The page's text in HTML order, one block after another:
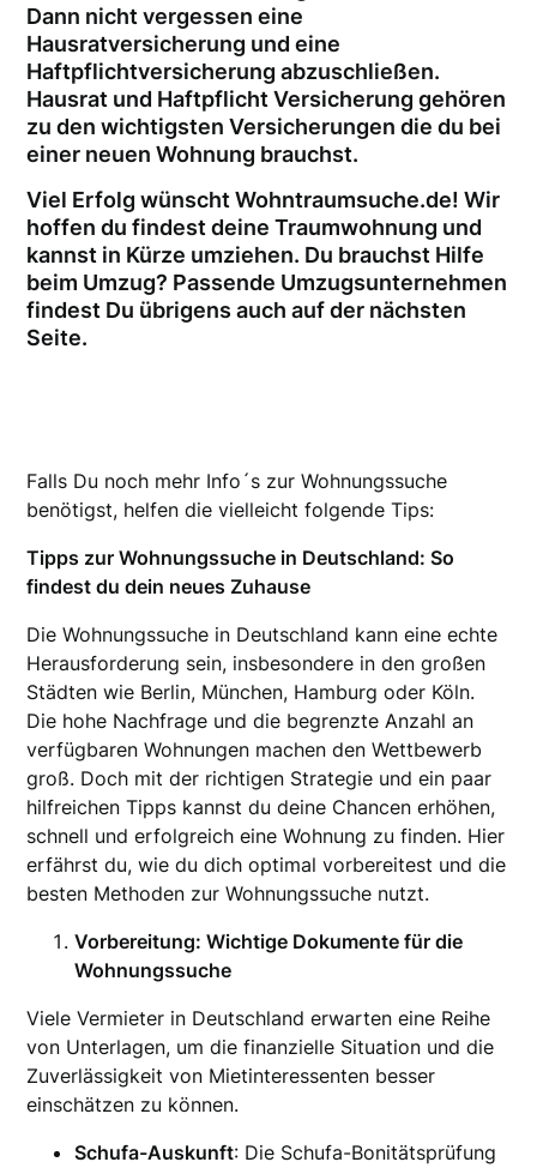
Dann nicht vergessen eine
Hausratversicherung und eine
Haftpflichtversicherung abzuschließen.
Hausrat und Haftpflicht Versicherung gehören
zu den wichtigsten Versicherungen die du bei
einer neuen Wohnung brauchst.
Viel Erfolg wünscht Wohntraumsuche.de! Wir
hoffen du findest deine Traumwohnung und
kannst in Kürze umziehen. Du brauchst Hilfe
beim Umzug? Passende Umzugsunternehmen
findest Du übrigens auch auf der nächsten
Seite.
Falls Du noch mehr Info´s zur Wohnungssuche
benötigst, helfen die vielleicht folgende Tips:
Tipps zur Wohnungssuche in Deutschland: So
findest du dein neues Zuhause
Die Wohnungssuche in Deutschland kann eine echte
Herausforderung sein, insbesondere in den großen
Städten wie Berlin, München, Hamburg oder Köln.
Die hohe Nachfrage und die begrenzte Anzahl an
verfügbaren Wohnungen machen den Wettbewerb
groß. Doch mit der richtigen Strategie und ein paar
hilfreichen Tipps kannst du deine Chancen erhöhen,
schnell und erfolgreich eine Wohnung zu finden. Hier
erfährst du, wie du dich optimal vorbereitest und die
besten Methoden zur Wohnungssuche nutzt.
Vorbereitung: Wichtige Dokumente für die
Wohnungssuche
Viele Vermieter in Deutschland erwarten eine Reihe
von Unterlagen, um die finanzielle Situation und die
Zuverlässigkeit von Mietinteressenten besser
einschätzen zu können.
Schufa-Auskunft: Die Schufa-Bonitätsprüfung